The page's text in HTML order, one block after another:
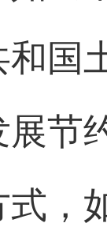
和
展节
式，